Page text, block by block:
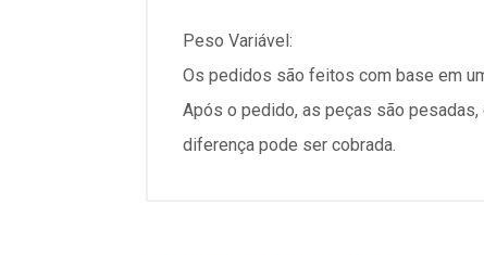
Peso Variável:
Os pedidos são feitos com base em
Após o pedido, as peças são
diferença pode ser cobrada.